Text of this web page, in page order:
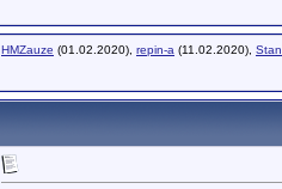
HMZauze (01.02.2020), repin-a (11.02.2020),